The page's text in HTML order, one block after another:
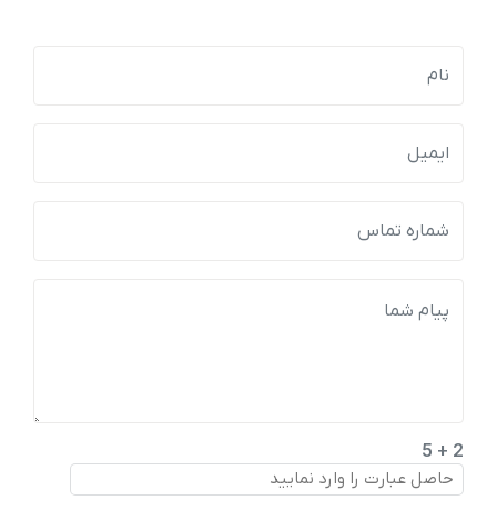
2 + 5